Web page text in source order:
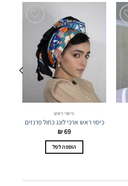
כיסוי ראש
כיסוי ראש ארכי לונג כחול פרנזים
₪69
הוספה לסל